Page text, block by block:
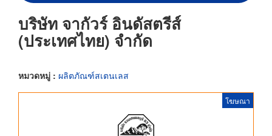
บริษัท จากัวร์ อินดัสตรีส์
(ประเทศไทย) จำกัด
หมวดหมู่ : ผลิตภัณฑ์สเตนเลส
โฆษณา